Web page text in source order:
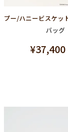
バッグ
¥37,400